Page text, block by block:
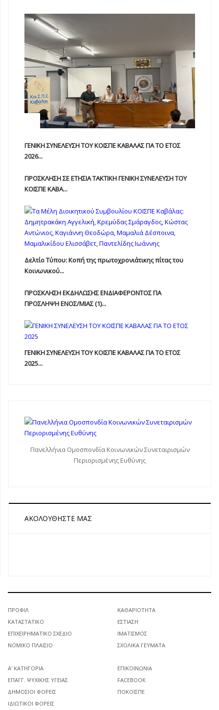
ΓΕΝΙΚΗ ΣΥΝΕΛΕΥΣΗ ΤΟΥ ΚΟΙΣΠΕ ΚΑΒΑΛΑΣ ΓΙΑ ΤΟ ΕΤΟΣ
2026...
ΠΡΟΣΚΛΗΣΗ ΣΕ ΕΤΗΣΙΑ TAKTIKH ΓΕΝΙΚΗ ΣΥΝΕΛΕΥΣΗ ΤΟΥ
ΚΟΙΣΠΕ ΚΑΒΑ...
Δελτίο Τύπου: Κοπή της πρωτοχρονιάτικης πίτας του
Κοινωνικού...
ΠΡΟΣΚΛΗΣΗ ΕΚΔΗΛΩΣΗΣ ΕΝΔΙΑΦΕΡΟΝΤΟΣ ΓΙΑ
ΠΡΟΣΛΗΨΗ ΕΝOΣ/ΜΙΑΣ (1)...
ΓΕΝΙΚΗ ΣΥΝΕΛΕΥΣΗ ΤΟΥ ΚΟΙΣΠΕ ΚΑΒΑΛΑΣ ΓΙΑ ΤΟ ΕΤΟΣ
2025...
Πανελλήνια Ομοσπονδία Κοινωνικών Συνεταιρισμών
Περιορισμένης Ευθύνης
ΑΚΟΛΟΥΘΉΣΤΕ ΜΑΣ
ΠΡΟΦΊΛ
ΚΑΤΑΣΤΑΤΙΚΌ
ΕΠΙΧΕΙΡΗΜΑΤΙΚΌ ΣΧΈΔΙΟ
ΝΟΜΙΚΌ ΠΛΑΊΣΙΟ
ΚΑΘΑΡΙΌΤΗΤΑ
ΕΣΤΊΑΣΗ
ΙΜΑΤΙΣΜΌΣ
ΣΧΟΛΙΚΆ ΓΕΎΜΑΤΑ
Α' ΚΑΤΗΓΟΡΊΑ
ΕΠΑΓΓ. ΨΥΧΙΚΉΣ ΥΓΕΊΑΣ
ΔΗΜΌΣΙΟΙ ΦΟΡΕΊΣ
ΙΔΙΩΤΙΚΟΊ ΦΟΡΕΊΣ
ΕΠΙΚΟΙΝΩΝΊΑ
FACEBOOK
ΠΟΚΟΙΣΠΕ